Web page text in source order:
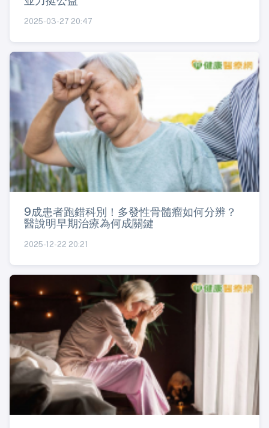
2025-03-27 20:47
9成患者跑錯科別！多發性骨髓瘤如何分辨？
醫說明早期治療為何成關鍵
2025-12-22 20:21